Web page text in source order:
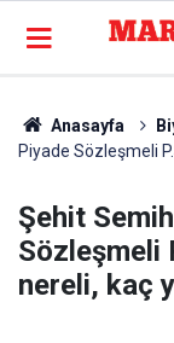
Anasayfa
Piyade Sözleşmeli
Şehit
Sözleşmeli
nereli, kaç